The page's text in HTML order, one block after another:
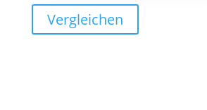
Gr.
Vergleichen